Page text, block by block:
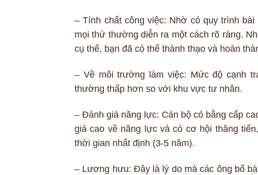
– Tính chất công việc: Nhờ có quy trình
mọi thứ thường diễn ra một cách rõ ràng.
cụ thể, bạn đã có thể thành thạo và hoàn
– Về môi trường làm việc: Mức độ cạnh
thường thấp hơn so với khu vực tư nhân.
– Đánh giá năng lực: Cán bộ có bằng cấp
giá cao về năng lực và có cơ hội thăng
thời gian nhất định (3-5 năm).
– Lương hưu: Đây là lý do mà các ông bố